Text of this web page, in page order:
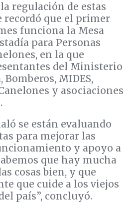
regulación de estas
recordó que el primer
funciona la Mesa
para Personas
en la que
del Ministerio
Bomberos, MIDES,
y asociaciones
se están evaluando
para mejorar las
y apoyo a
que hay mucha
cosas bien, y que
que cuide a los viejos
país”, concluyó.